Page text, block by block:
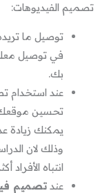
تصميم الفيديوهات:
توصيل ما
في توصيل
بك.
عند استخدام
تحسين موقعك
يمكنك زيادة
وذلك لان
انتباه
عندتصميم